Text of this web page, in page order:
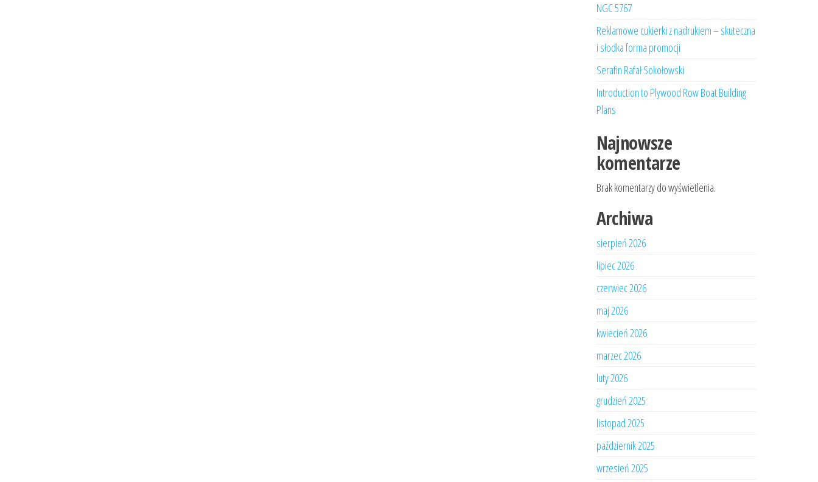
NGC 5767
Reklamowe cukierki z nadrukiem – skuteczna
i słodka forma promocji
Serafin Rafał Sokołowski
Introduction to Plywood Row Boat Building
Plans
Najnowsze
komentarze
Brak komentarzy do wyświetlenia.
Archiwa
sierpień 2026
lipiec 2026
czerwiec 2026
maj 2026
kwiecień 2026
marzec 2026
luty 2026
grudzień 2025
listopad 2025
październik 2025
wrzesień 2025